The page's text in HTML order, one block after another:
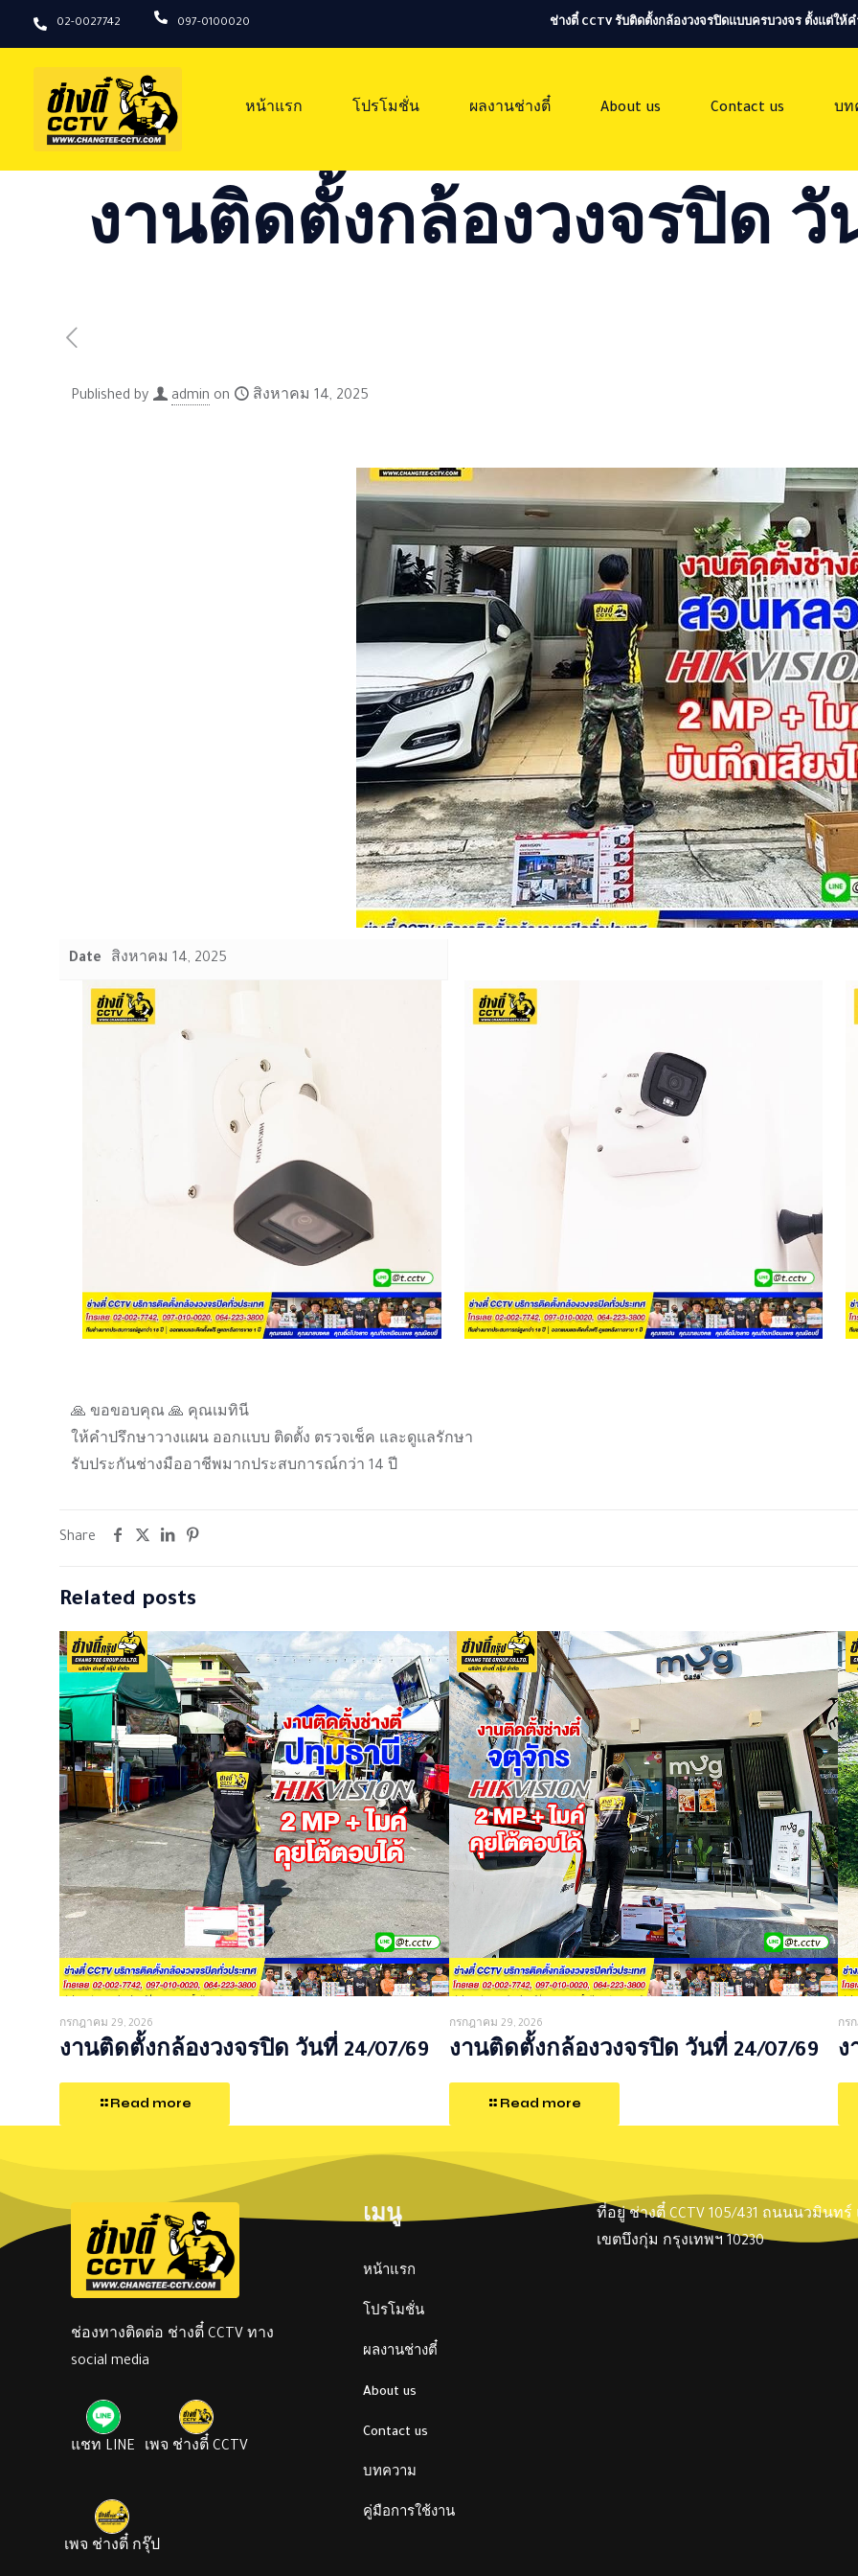
02-0027742 097-0100020 ช่างตี๋ CCTV รับติดตั้งกล้องวงจรปิดแบบครบวงจร ตั้งแต่
หน้าแรก โปรโมชั่น ผลงานช่างตี๋ About us Contact us บท
งานติดตั้งกล้องวงจรปิด วั
Published by admin on สิงหาคม 14, 2025
Date สิงหาคม 14, 2025
🙏 ขอขอบคุณ 🙏 คุณเมทินี
ให้คำปรึกษาวางแผน ออกแบบ ติดตั้ง ตรวจเช็ค และดูแลรักษา
รับประกันช่างมืออาชีพมากประสบการณ์กว่า 14 ปี
Share
Related posts
กรกฎาคม 29, 2026
งานติดตั้งกล้องวงจรปิด วันที่ 24/07/69
Read more
กรกฎาคม 29, 2026
งานติดตั้งกล้องวงจรปิด วันที่ 24/07/69
Read more
กร
ง
ช่องทางติดต่อ ช่างตี๋ CCTV ทาง
social media
แชท LINE เพจ ช่างตี๋ CCTV
เพจ ช่างตี๋ กรุ๊ป
เมนู
หน้าแรก
โปรโมชั่น
ผลงานช่างตี๋
About us
Contact us
บทความ
คู่มือการใช้งาน
ที่อยู่ ช่างตี๋ CCTV 105/431 ถนนนวมินท
เขตบึงกุ่ม กรุงเทพฯ 10230